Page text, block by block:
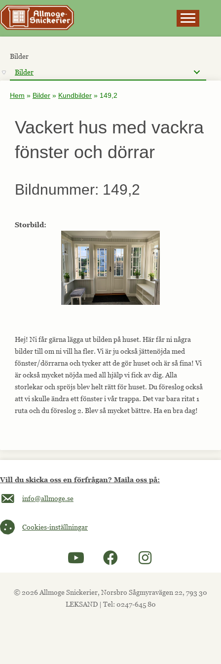
Bilder
Bilder
Hem » Bilder » Kundbilder » 149,2
Vackert hus med vackra
fönster och dörrar
Bildnummer: 149,2
Storbild:
Hej! Ni får gärna lägga ut bilden på huset. Här får ni några
bilder till om ni vill ha fler. Vi är ju också jättenöjda med
fönster/dörrarna och tycker att de gör huset och är så fina! Vi
är också mycket nöjda med all hjälp vi fick av dig. Alla
storlekar och spröjs blev helt rätt för huset. Du föreslog också
att vi skulle ändra ett fönster i vår trappa. Det var bara ritat 1
ruta och du föreslog 2. Blev så mycket bättre. Ha en bra dag!
Vill du skicka oss en förfrågan? Maila oss på:
Maila oss på info@allmoge.se
info@allmoge.se
Cookies-inställningar
Cookies-inställningar
© 2026 Allmoge Snickerier, Norsbro Sågmyravägen 22, 793 30
LEKSAND | Tel: 0247-645 80